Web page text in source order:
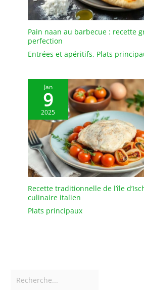
Pain naan au barbecue : recette
perfection
Entrées et apéritifs, Plats
Jan
9
2025
Recette traditionnelle de l’île
culinaire italien
Plats principaux